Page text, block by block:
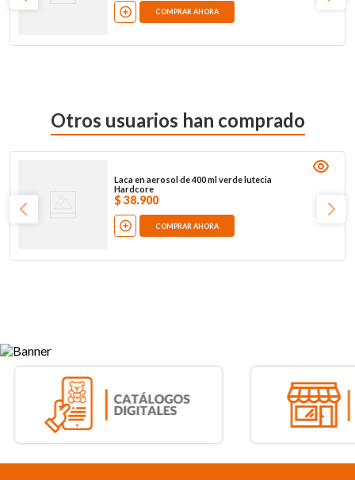
COMPRAR AHORA
Otros usuarios han comprado
Laca en aerosol de 400 ml verde lutecia
Hardcore
$ 38.900
COMPRAR AHORA